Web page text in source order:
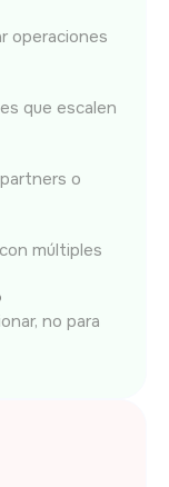
operaciones
que escalen
o
múltiples
no para